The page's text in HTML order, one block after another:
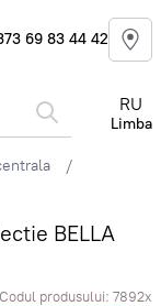
69 83 44 42
RU
Limba
BELLA
Codul produsului: 7892x